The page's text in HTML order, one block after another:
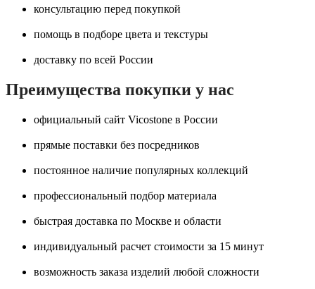
консультацию перед покупкой
помощь в подборе цвета и текстуры
доставку по всей России
Преимущества покупки у нас
официальный сайт Vicostone в России
прямые поставки без посредников
постоянное наличие популярных коллекций
профессиональный подбор материала
быстрая доставка по Москве и области
индивидуальный расчет стоимости за 15 минут
возможность заказа изделий любой сложности